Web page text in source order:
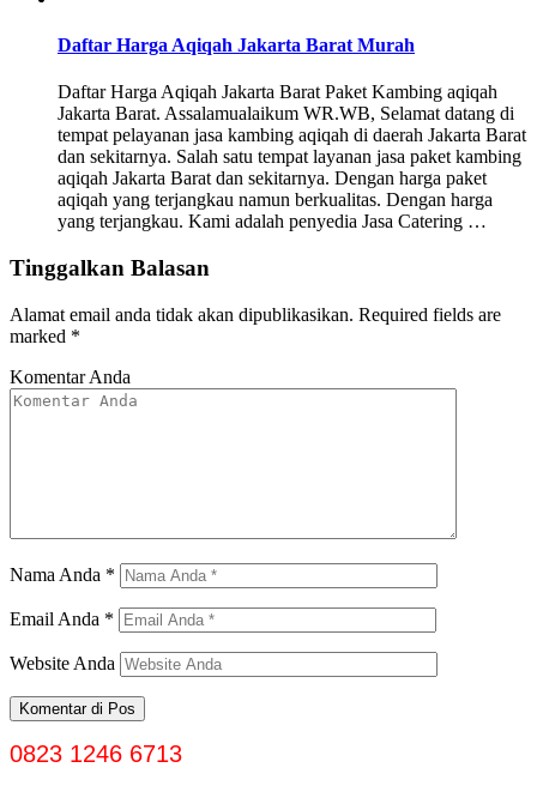
Daftar Harga Aqiqah Jakarta Barat Murah
Daftar Harga Aqiqah Jakarta Barat Paket Kambing aqiqah
Jakarta Barat. Assalamualaikum WR.WB, Selamat datang di
tempat pelayanan jasa kambing aqiqah di daerah Jakarta Barat
dan sekitarnya. Salah satu tempat layanan jasa paket kambing
aqiqah Jakarta Barat dan sekitarnya. Dengan harga paket
aqiqah yang terjangkau namun berkualitas. Dengan harga
yang terjangkau. Kami adalah penyedia Jasa Catering …
Tinggalkan Balasan
Alamat email anda tidak akan dipublikasikan. Required fields are
marked *
Komentar Anda
Nama Anda *
Email Anda *
Website Anda
0823 1246 6713